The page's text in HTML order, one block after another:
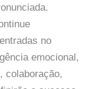
no
emocional,
colaboração,